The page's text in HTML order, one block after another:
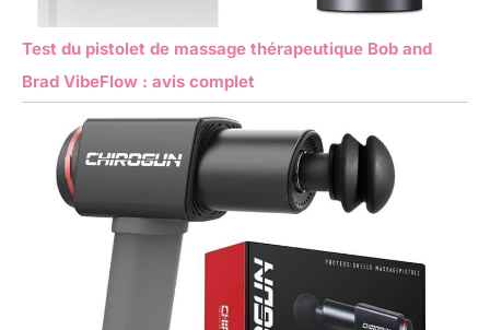
Test du pistolet de massage thérapeutique Bob and
Brad VibeFlow : avis complet